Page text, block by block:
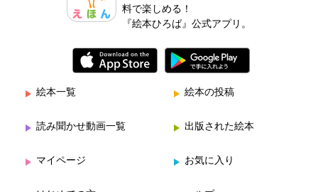
料で楽しめる！
『絵本ひろば』公式アプリ。
絵本一覧 絵本の投稿
読み聞かせ動画一覧 出版された絵本
マイページ お気に入り